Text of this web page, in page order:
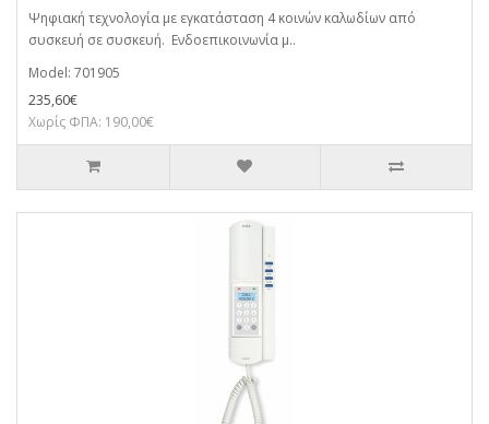
Ψηφιακή τεχνολογία με εγκατάσταση 4 κοινών καλωδίων από
συσκευή σε συσκευή. Ενδοεπικοινωνία μ..
Model: 701905
235,60€
Χωρίς ΦΠΑ: 190,00€